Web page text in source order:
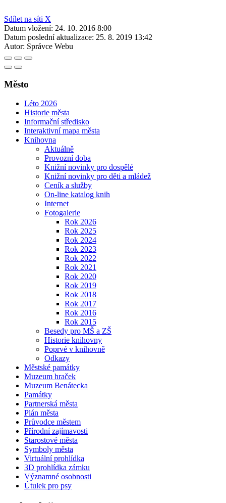
Sdílet na síti X
Datum vložení: 24. 10. 2016 8:00
Datum poslední aktualizace: 25. 8. 2019 13:42
Autor: Správce Webu
Město
Léto 2026
Historie města
Informační středisko
Interaktivní mapa města
Knihovna
Aktuálně
Provozní doba
Knižní novinky pro dospělé
Knižní novinky pro děti a mládež
Ceník a služby
On-line katalog knih
Internet
Fotogalerie
Rok 2026
Rok 2025
Rok 2024
Rok 2023
Rok 2022
Rok 2021
Rok 2020
Rok 2019
Rok 2018
Rok 2017
Rok 2016
Rok 2015
Besedy pro MŠ a ZŠ
Historie knihovny
Poprvé v knihovně
Odkazy
Městské památky
Muzeum hraček
Muzeum Benátecka
Památky
Partnerská města
Plán města
Průvodce městem
Přírodní zajímavosti
Starostové města
Symboly města
Virtuální prohlídka
3D prohlídka zámku
Významné osobnosti
Útulek pro psy